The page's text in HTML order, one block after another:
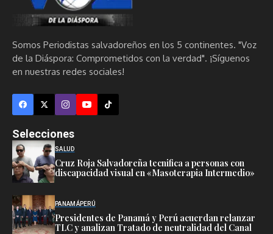
Somos Periodistas salvadoreños en los 5 continentes. "Voz
de la Diáspora: Comprometidos con la verdad". ¡Síguenos
en nuestras redes sociales!
Selecciones
SALUD
Cruz Roja Salvadoreña tecnifica a personas con
discapacidad visual en «Masoterapia Intermedio»
PANAMÁPERÚ
Presidentes de Panamá y Perú acuerdan relanzar
TLC y analizan Tratado de neutralidad del Canal